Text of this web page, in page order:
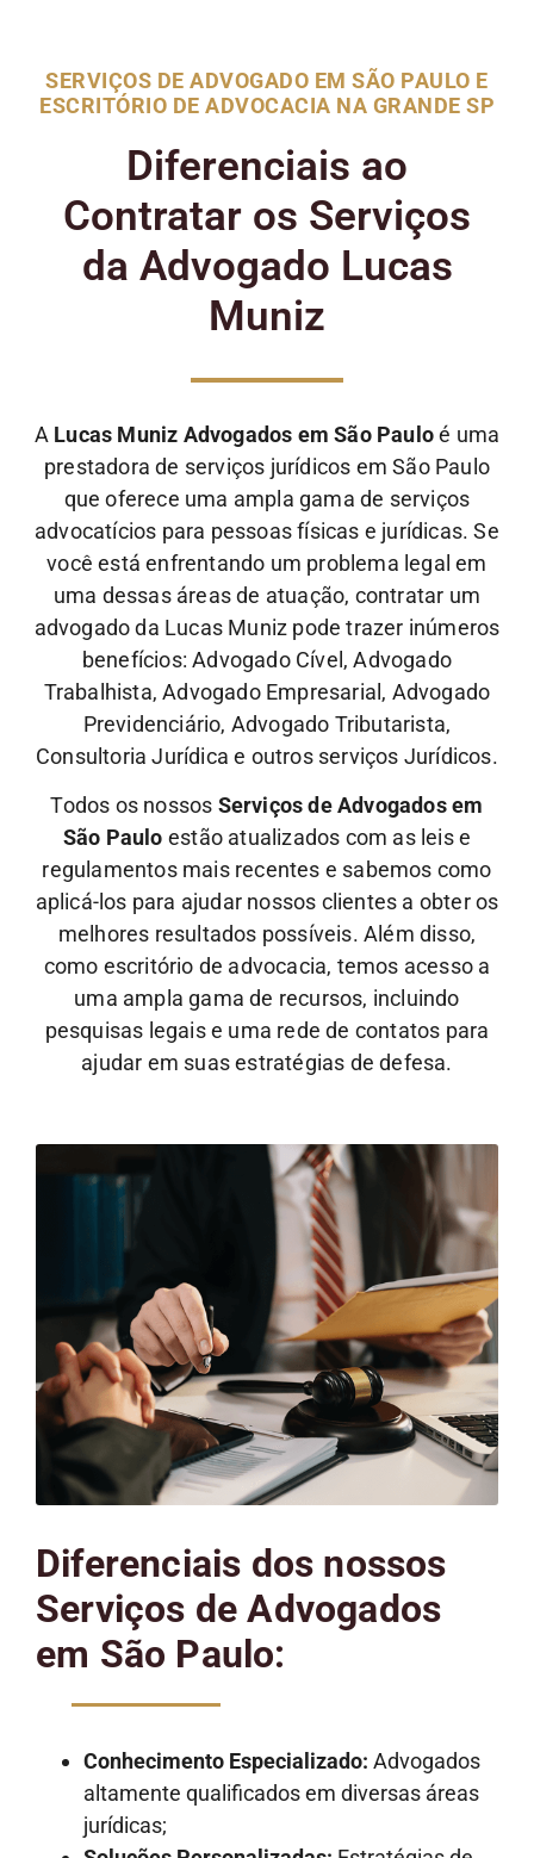
SERVIÇOS DE ADVOGADO EM SÃO PAULO E
ESCRITÓRIO DE ADVOCACIA NA GRANDE SP
Diferenciais ao
Contratar os Serviços
da Advogado Lucas
Muniz
A Lucas Muniz Advogados em São Pauloé uma
prestadora de serviços jurídicos em São Paulo
que oferece uma ampla gama de serviços
advocatícios para pessoas físicas e jurídicas. Se
você está enfrentando um problema legal em
uma dessas áreas de atuação, contratar um
advogado da Lucas Muniz pode trazer inúmeros
benefícios: Advogado Cível, Advogado
Trabalhista, Advogado Empresarial, Advogado
Previdenciário, Advogado Tributarista,
Consultoria Jurídica e outros serviços Jurídicos.
Todos os nossos Serviços de Advogados em
São Paulo estão atualizados com as leis e
regulamentos mais recentes e sabemos como
aplicá-los para ajudar nossos clientes a obter os
melhores resultados possíveis. Além disso,
como escritório de advocacia, temos acesso a
uma ampla gama de recursos, incluindo
pesquisas legais e uma rede de contatos para
ajudar em suas estratégias de defesa.
Diferenciais dos nossos
Serviços de Advogados
em São Paulo:
Conhecimento Especializado: Advogados
altamente qualificados em diversas áreas
jurídicas;